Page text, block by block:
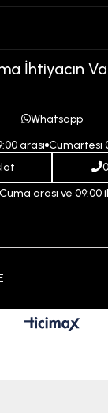
İhtiyacın
Whatsapp
arası Cumartesi
arası ve 09:00